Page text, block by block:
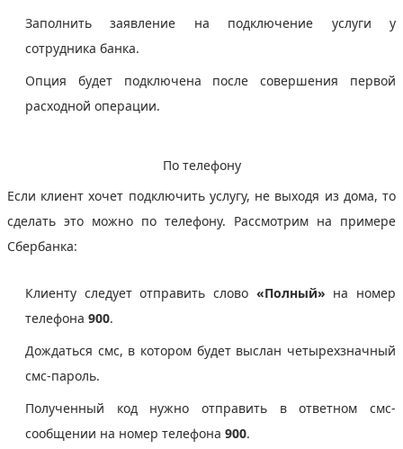
Заполнить заявление на подключение услуги у
сотрудника банка.
Опция будет подключена после совершения первой
расходной операции.
По телефону
Если клиент хочет подключить услугу, не выходя из дома, то
сделать это можно по телефону. Рассмотрим на примере
Сбербанка:
Клиенту следует отправить слово «Полный» на номер
телефона 900.
Дождаться смс, в котором будет выслан четырехзначный
смс-пароль.
Полученный код нужно отправить в ответном смс-
сообщении на номер телефона 900.